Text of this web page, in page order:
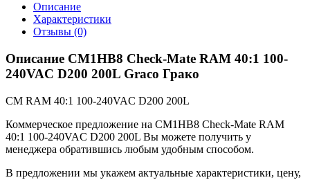
Описание
Характеристики
Отзывы (0)
Описание CM1HB8 Check-Mate RAM 40:1 100-
240VAC D200 200L Graco Грако
CM RAM 40:1 100-240VAC D200 200L
Коммерческое предложение на CM1HB8 Check-Mate RAM
40:1 100-240VAC D200 200L Вы можете получить у
менеджера обратившись любым удобным способом.
В предложении мы укажем актуальные характеристики, цену,